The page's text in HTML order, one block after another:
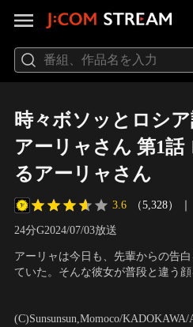
時々ボソッとロシ
アーリャさん 第1話
るアーリャさん
3.6 （5,328） ｜
24分G2024/07/03放送
アーリャは今日も、先輩からの告
ていた。そんな彼女が普段と違う
ていたり。そんな政近に日本語で
(C)Sunsunsun,Momoco/KADOKAWA/